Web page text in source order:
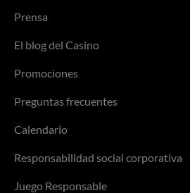
Prensa
El blog del Casino
Promociones
Preguntas frecuentes
Calendario
Responsabilidad social corporativa
Juego Responsable